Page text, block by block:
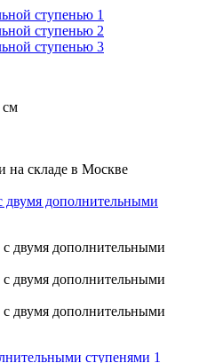
см
на складе в Москве
дополнительными